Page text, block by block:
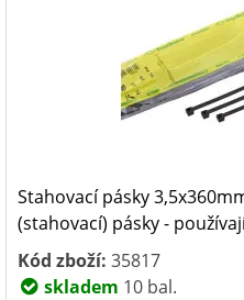
Stahovací pásky
(stahovací) pásky -
Kód zboží: 35817
skladem 10 bal.